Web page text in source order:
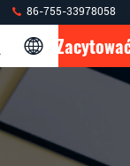
86-755-33978058